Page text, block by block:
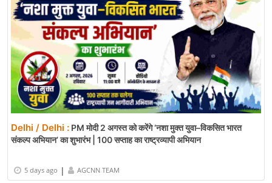
Delhi / Delhi : PM मोदी 2 अगस्त को करेंगे ‘नशा मुक्त युवा–विकसित भारत
संकल्प अभियान’ का शुभारंभ | 100 सप्ताह का राष्ट्रव्यापी अभियान
5 days ago | AGCNN TEAM